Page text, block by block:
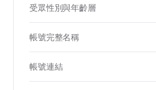
受眾性別與年齡層
帳號完整名稱
帳號連結